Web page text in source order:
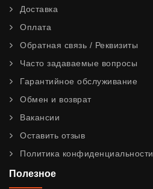
Доставка
Оплата
Обратная связь / Реквизиты
Часто задаваемые вопросы
Гарантийное обслуживание
Обмен и возврат
Вакансии
Оставить отзыв
Политика конфиденциальности
Полезное